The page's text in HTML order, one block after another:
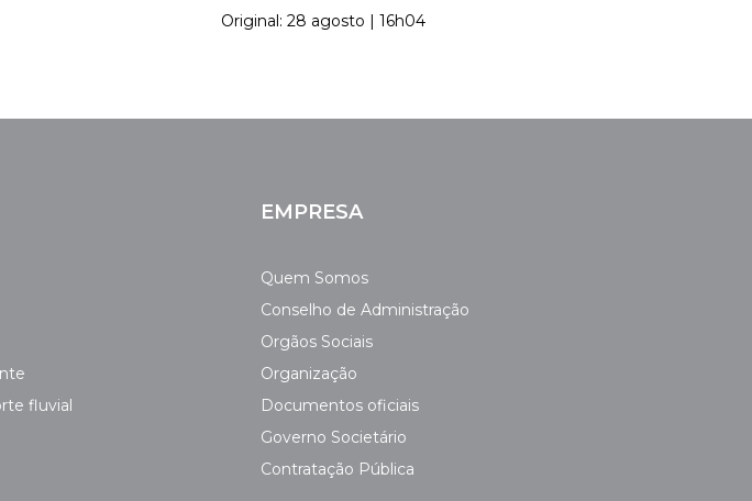
Original: 28 agosto | 16h04
fluvial
EMPRESA
Quem Somos
Conselho de Administração
Orgãos Sociais
Organização
Documentos oficiais
Governo Societário
Contratação Pública